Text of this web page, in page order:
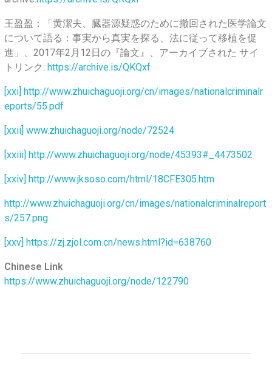
王盈盈：「黄潔夫、臓器源疑惑のために撤回された医学論文
について語る：事実から真実を探る、法に従って移植を促
進」、2017年2月12日の『論文』、アーカイブされた サイ
トリンク: https://archive.is/QKQxf
[xxi] http://www.zhuichaguoji.org/cn/images/nationalcriminalr
eports/55.pdf
[xxii] www.zhuichaguoji.org/node/72524
[xxiii] http://www.zhuichaguoji.org/node/45393#_4473502
[xxiv] http://www.jksoso.com/html/18CFE305.htm
http://www.zhuichaguoji.org/cn/images/nationalcriminalreport
s/257.png
[xxv] https://zj.zjol.com.cn/news.html?id=638760
Chinese Link
https://www.zhuichaguoji.org/node/122790